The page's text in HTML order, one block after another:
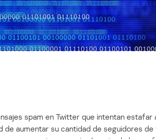
spam en Twitter que intentan estafar
aumentar su cantidad de seguidores